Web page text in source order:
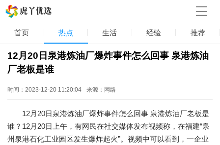
首页 热点 生活 经验 推荐
12月20日泉港炼油厂爆炸事件怎么回事 泉港炼油
厂老板是谁
时间：2023-12-20 11:20:04 来源：网络
12月20日泉港炼油厂爆炸事件怎么回事 泉港炼油厂老板是
谁？12月20日上午，有网民在社交媒体发布视频称，在福建“泉
州泉港石化工业园区发生爆炸起火”。视频中可以看到，一企业